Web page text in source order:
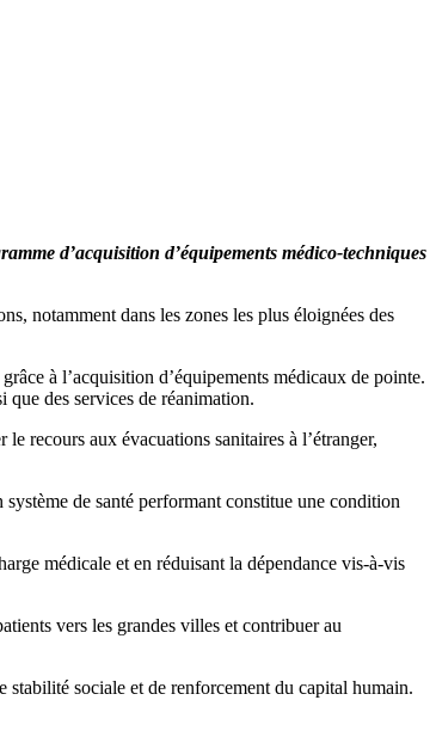
d’acquisition d’équipements médico-techniques
notamment dans les zones les plus éloignées des
à l’acquisition d’équipements médicaux de pointe.
que des services de réanimation.
recours aux évacuations sanitaires à l’étranger,
de santé performant constitue une condition
médicale et en réduisant la dépendance vis-à-vis
vers les grandes villes et contribuer au
stabilité sociale et de renforcement du capital humain.